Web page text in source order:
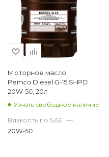
Моторное масло
Pemco Diesel G-15 SHPD
20W-50, 20л
Узнать свободное наличие
Вязкость по SAE —
20W-50